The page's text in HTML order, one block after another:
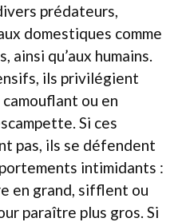
prédateurs,
domestiques comme
ainsi qu’aux humains.
ils privilégient
ou en
Si ces
pas, ils se défendent
intimidants :
en grand, sifflent ou
paraître plus gros. Si